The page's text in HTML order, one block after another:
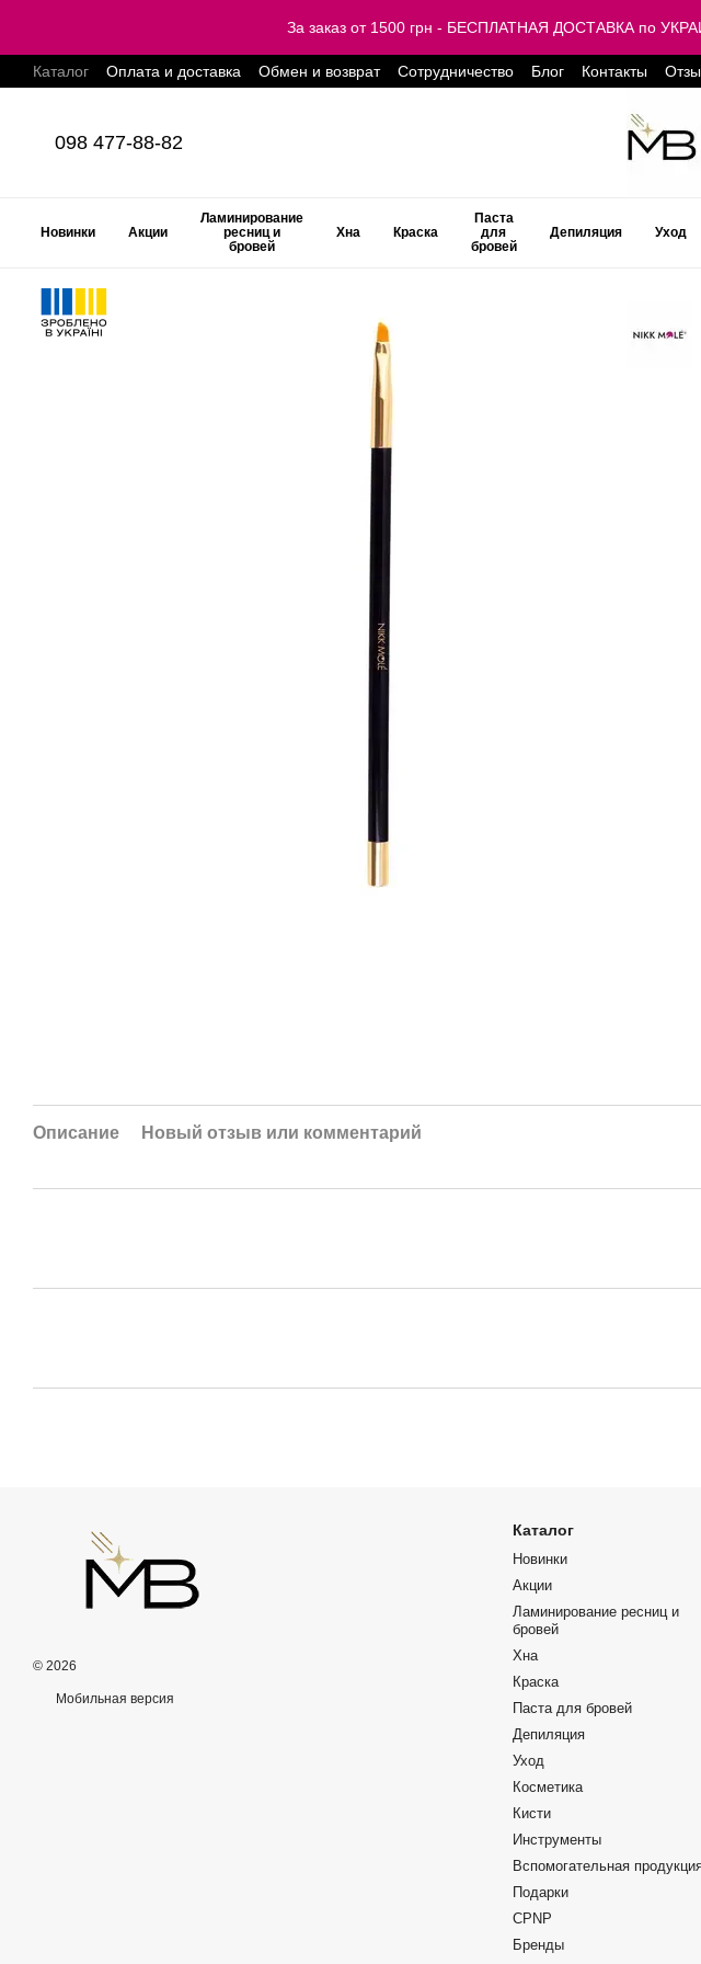
За заказ от 1500 грн - БЕСПЛАТНАЯ ДОСТАВКА по
Каталог Оплата и доставка Обмен и возврат Сотрудничество Блог Контакты
098 477-88-82
Новинки Акции
Ламинирование
ресниц и
бровей
Хна Краска
Паста
для
бровей
Депиляция Уход
Описание Новый отзыв или комментарий
© 2026
Мобильная версия
Каталог
Новинки
Акции
Ламинирование ресниц и
бровей
Хна
Краска
Паста для бровей
Депиляция
Уход
Косметика
Кисти
Инструменты
Вспомогательная
Подарки
CPNP
Бренды